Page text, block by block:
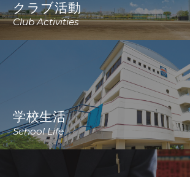
クラブ活動
Club Activities
学校生活
School Life